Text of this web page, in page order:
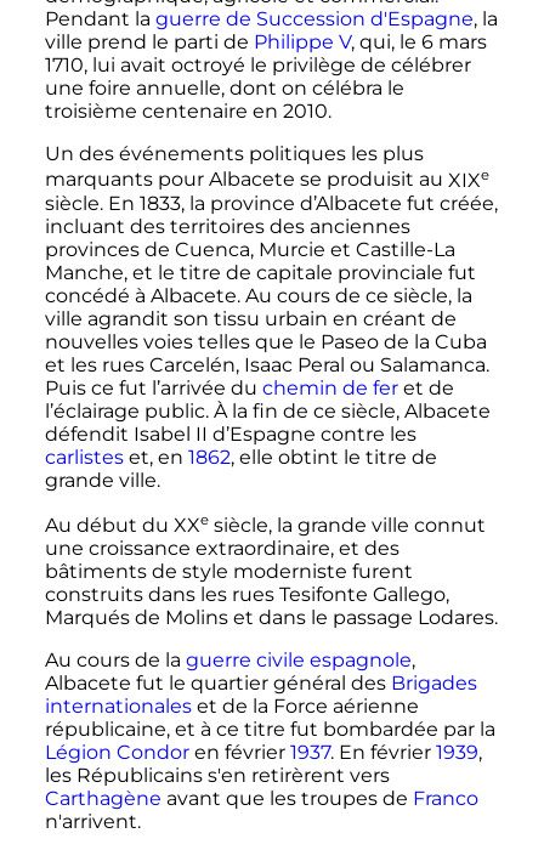
Pendant la guerre de Succession d'Espagne, la
ville prend le parti de Philippe V, qui, le 6 mars
1710, lui avait octroyé le privilège de célébrer
une foire annuelle, dont on célébra le
troisième centenaire en 2010.
Un des événements politiques les plus
marquants pour Albacete se produisit au XIXe
siècle. En 1833, la province d’Albacete fut créée,
incluant des territoires des anciennes
provinces de Cuenca, Murcie et Castille-La
Manche, et le titre de capitale provinciale fut
concédé à Albacete. Au cours de ce siècle, la
ville agrandit son tissu urbain en créant de
nouvelles voies telles que le Paseo de la Cuba
et les rues Carcelén, Isaac Peral ou Salamanca.
Puis ce fut l’arrivée du chemin de feret de
l’éclairage public. À la fin de ce siècle, Albacete
défendit Isabel II d’Espagne contre les
carlisteset, en 1862, elle obtint le titre de
grande ville.
Au début du XXe siècle, la grande ville connut
une croissance extraordinaire, et des
bâtiments de style moderniste furent
construits dans les rues Tesifonte Gallego,
Marqués de Molins et dans le passage Lodares.
Au cours de la guerre civile espagnole,
Albacete fut le quartier général des Brigades
internationaleset de la Force aérienne
républicaine, et à ce titre fut bombardée par la
Légion Condoren février 1937. En février 1939,
les Républicains s'en retirèrent vers
Carthagène avant que les troupes de Franco
n'arrivent.